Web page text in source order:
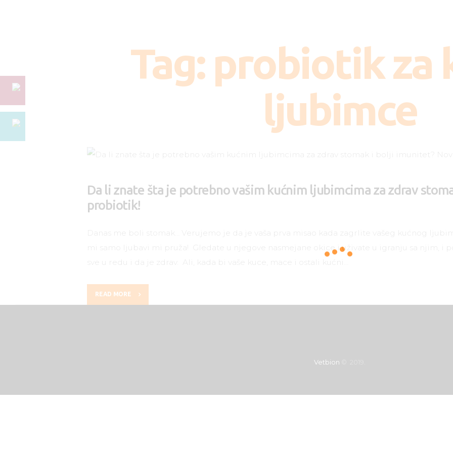
Tag: probiotik za
ljubimce
Doziranje
Najčešća pitanja
Kliničke studije
Blog
Da li znate šta je potrebno vašim kućnim ljubimcima za zdrav
probiotik!
Danas me boli stomak… Verujemo je da je vaša prva misao kada zagrlite vašeg kućnog
mi samo ljubavi mi pruža! Gledate u njegove nasmejane okice i uživate u igranju sa njim, i
sve u redu i da je zdrav. Ali, kada bi vaše kuce, mace i ostali kućni…
READ MORE
Vetbion